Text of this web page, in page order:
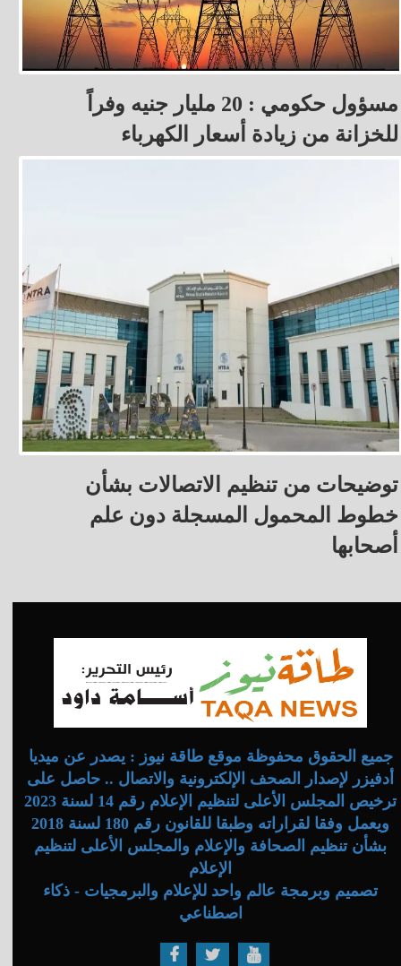
مسؤول حكومي : 20 مليار جنيه وفراً
للخزانة من زيادة أسعار الكهرباء
توضيحات من تنظيم الاتصالات بشأن
خطوط المحمول المسجلة دون علم
أصحابها
جميع الحقوق محفوظة موقع طاقة نيوز : يصدر عن ميديا
أدفيزر لإصدار الصحف الإلكترونية والاتصال .. حاصل على
ترخيص المجلس الأعلى لتنظيم الإعلام رقم 14 لسنة 2023
ويعمل وفقا لقراراته وطبقا للقانون رقم 180 لسنة 2018
بشأن تنظيم الصحافة والإعلام والمجلس الأعلى لتنظيم
الإعلام
تصميم وبرمجة عالم واحد للإعلام والبرمجيات - ذكاء
اصطناعي